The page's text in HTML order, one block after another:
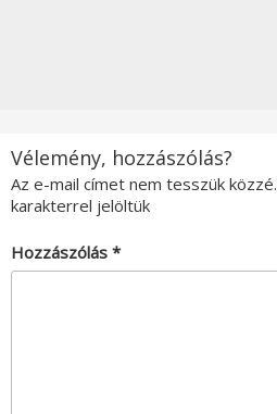
Vélemény, hozzászólás?
Az e-mail címet nem tesszük közzé.
karakterrel jelöltük
Hozzászólás *